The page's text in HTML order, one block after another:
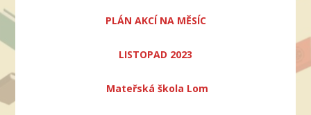
PLÁN AKCÍ NA MĚSÍC
LISTOPAD 2023
Mateřská škola Lom